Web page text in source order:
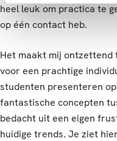
heel leuk om practica te
op één contact heb.
Het maakt mij
voor een prachtige
studenten presenteren
fantastische concepten
bedacht uit een eigen
huidige trends. Je ziet